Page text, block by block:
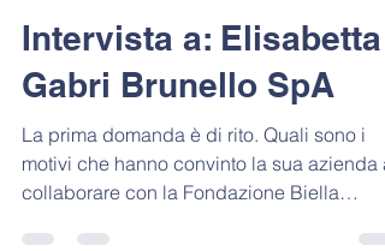
22 gen 2025
Tempo di lettura: 2 min
Intervista a: Elisabetta
Gabri Brunello SpA
La prima domanda è di rito. Quali sono i
collaborare con la Fondazione Biella